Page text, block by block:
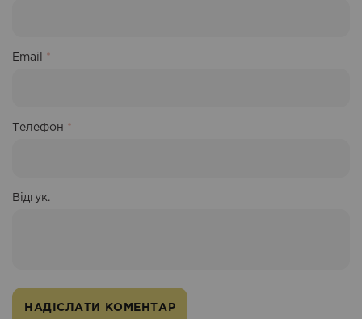
Email *
Телефон *
Відгук.